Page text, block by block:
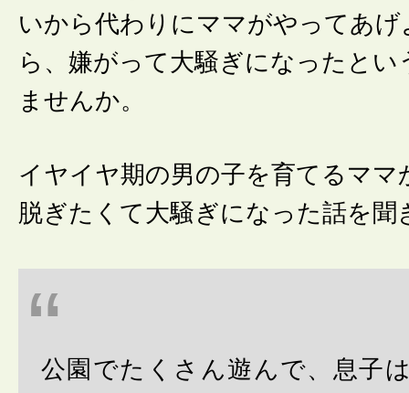
いから代わりにママがやってあ
ら、嫌がって大騒ぎになったとい
ませんか。
イヤイヤ期の男の子を育てるママ
脱ぎたくて大騒ぎになった話を聞
公園でたくさん遊んで、息子